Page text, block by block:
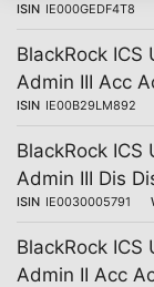
ISIN IE000GEDF4T8
BlackRock ICS
Admin III Acc
ISIN IE00B29LM892
BlackRock ICS
Admin III Dis
ISIN IE0030005791
BlackRock ICS
Admin II Acc